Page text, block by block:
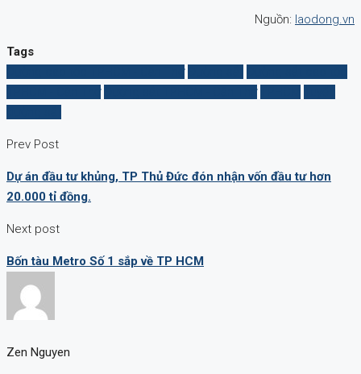
Nguồn: laodong.vn
Tags
Prev Post
Dự án đầu tư khủng, TP Thủ Đức đón nhận vốn đầu tư hơn
20.000 tỉ đồng.
Next post
Bốn tàu Metro Số 1 sắp về TP HCM
Zen Nguyen